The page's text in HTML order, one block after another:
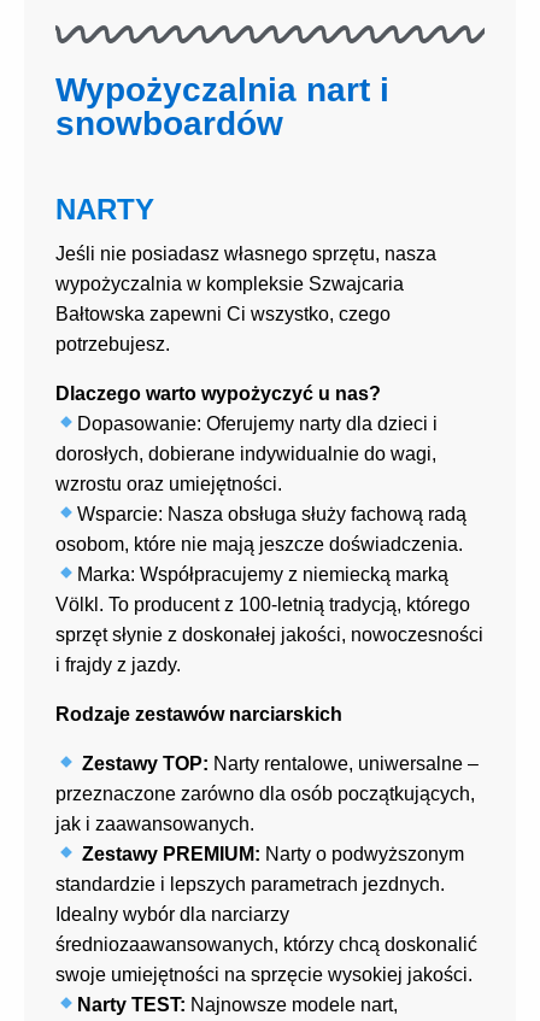
Wypożyczalnia nart i
snowboardów
NARTY
Jeśli nie posiadasz własnego sprzętu, nasza
wypożyczalnia w kompleksie Szwajcaria
Bałtowska zapewni Ci wszystko, czego
potrzebujesz.
Dlaczego warto wypożyczyć u nas?
Dopasowanie: Oferujemy narty dla dzieci i
dorosłych, dobierane indywidualnie do wagi,
wzrostu oraz umiejętności.
Wsparcie: Nasza obsługa służy fachową radą
osobom, które nie mają jeszcze doświadczenia.
Marka: Współpracujemy z niemiecką marką
Völkl. To producent z 100-letnią tradycją, którego
sprzęt słynie z doskonałej jakości, nowoczesności
i frajdy z jazdy.
Rodzaje zestawów narciarskich
Zestawy TOP: Narty rentalowe, uniwersalne –
przeznaczone zarówno dla osób początkujących,
jak i zaawansowanych.
Zestawy PREMIUM: Narty o podwyższonym
standardzie i lepszych parametrach jezdnych.
Idealny wybór dla narciarzy
średniozaawansowanych, którzy chcą doskonalić
swoje umiejętności na sprzęcie wysokiej jakości.
Narty TEST: Najnowsze modele nart,